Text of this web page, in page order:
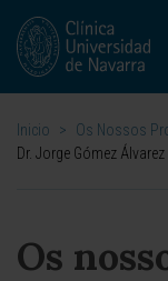
Inicio > Os Nossos
Dr. Jorge Gómez Álvarez
Os